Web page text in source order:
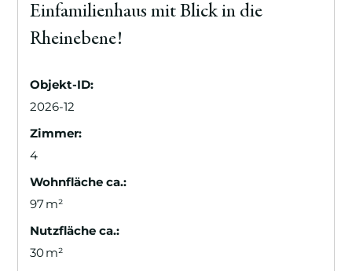
Einfamilienhaus mit Blick in die
Rheinebene!
Objekt-ID:
2026-12
Zimmer:
4
Wohnfläche ca.:
97 m²
Nutzfläche ca.:
30 m²